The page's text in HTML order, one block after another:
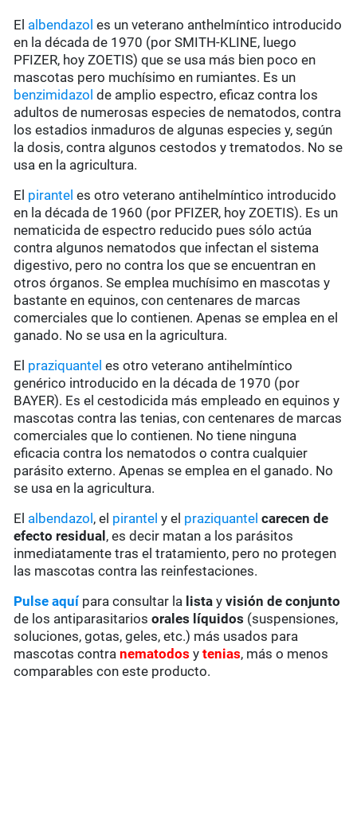
El albendazol es un veterano anthelmíntico introducido
en la década de 1970 (por SMITH-KLINE, luego
PFIZER, hoy ZOETIS) que se usa más bien poco en
mascotas pero muchísimo en rumiantes. Es un
benzimidazol de amplio espectro, eficaz contra los
adultos de numerosas especies de nematodos, contra
los estadios inmaduros de algunas especies y, según
la dosis, contra algunos cestodos y trematodos. No se
usa en la agricultura.
El pirantel es otro veterano antihelmíntico introducido
en la década de 1960 (por PFIZER, hoy ZOETIS). Es un
nematicida de espectro reducido pues sólo actúa
contra algunos nematodos que infectan el sistema
digestivo, pero no contra los que se encuentran en
otros órganos. Se emplea muchísimo en mascotas y
bastante en equinos, con centenares de marcas
comerciales que lo contienen. Apenas se emplea en el
ganado. No se usa en la agricultura.
El praziquantel es otro veterano antihelmíntico
genérico introducido en la década de 1970 (por
BAYER). Es el cestodicida más empleado en equinos y
mascotas contra las tenias, con centenares de marcas
comerciales que lo contienen. No tiene ninguna
eficacia contra los nematodos o contra cualquier
parásito externo. Apenas se emplea en el ganado. No
se usa en la agricultura.
El albendazol , el pirantel y el praziquantel carecen de
efecto residual , es decir matan a los parásitos
inmediatamente tras el tratamiento, pero no protegen
las mascotas contra las reinfestaciones.
Pulse aquípara consultar la lista yvisión de conjunto
de los antiparasitariosorales líquidos (suspensiones,
soluciones, gotas, geles, etc.) más usados para
mascotas contranematodos ytenias, más o menos
comparables con este producto.